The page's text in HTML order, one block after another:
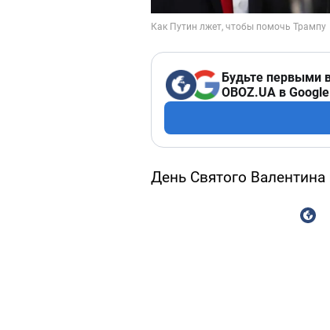
Будьте первыми
OBOZ.UA в Google
День Святого